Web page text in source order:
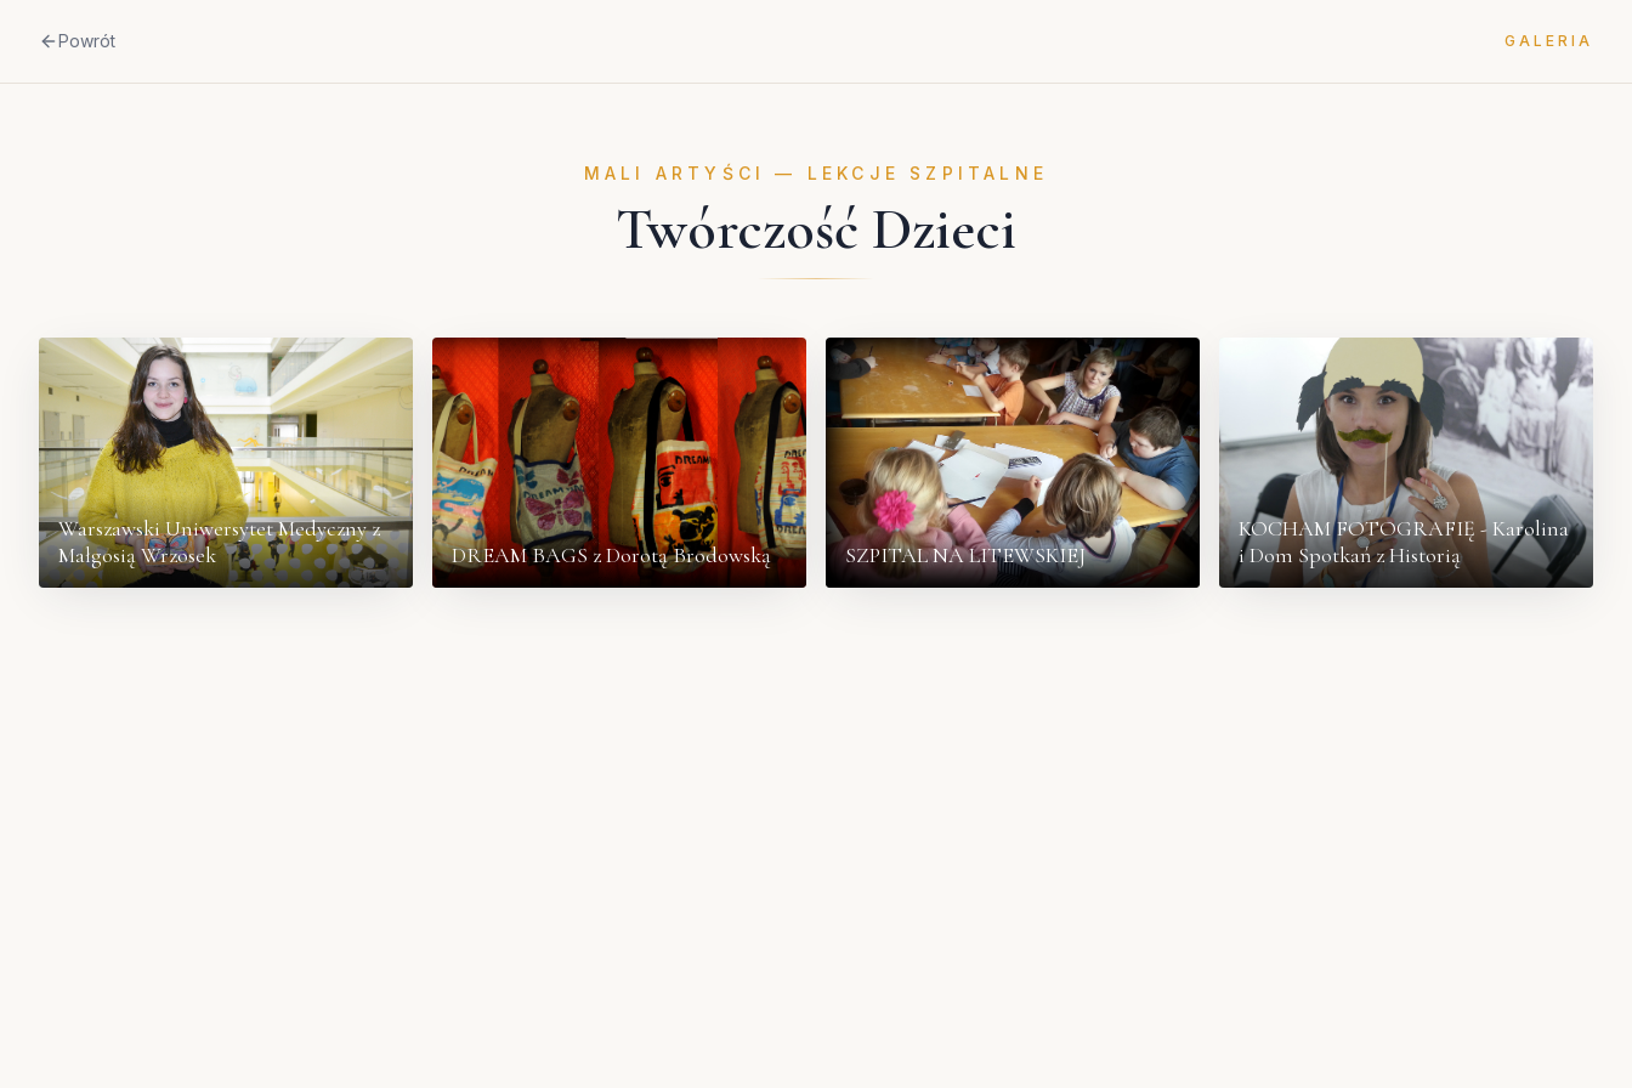
Powrót GALERIA
MALI ARTYŚCI — LEKCJE SZPITALNE
Twórczość Dzieci
Warszawski Uniwersytet Medyczny z
Małgosią Wrzosek
DREAM BAGS z Dorotą Brodowską SZPITAL NA LITEWSKIEJ
KOCHAM FOTOGRAFIĘ - Karolina
i Dom Spotkań z Historią